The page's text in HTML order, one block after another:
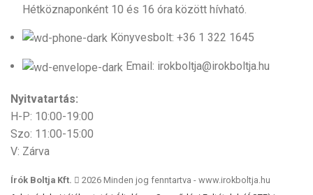
Hétköznaponként 10 és 16 óra között hívható.
Könyvesbolt: +36 1 322 1645
Email: irokboltja@irokboltja.hu
Nyitvatartás:
H-P: 10:00-19:00
Szo: 11:00-15:00
V: Zárva
Írók Boltja Kft.
2026 Minden jog fenntartva - www.irokboltja.hu